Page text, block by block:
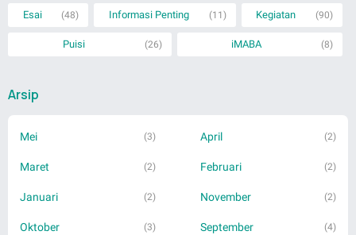
Esai (48) Informasi Penting (11) Kegiatan (90)
Puisi (26) iMABA (8)
Arsip
Mei (3) April (2)
Maret (2) Februari (2)
Januari (2) November (2)
Oktober (3) September (4)